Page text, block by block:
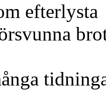
efterlysta